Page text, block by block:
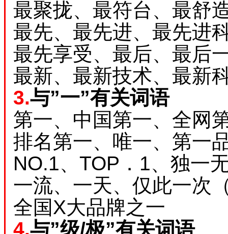
最聚拢、最符台、最舒
最先、最先进、最先进
最先享受、最后、最后
最新、最新技术、最新
3.与”一”有关词语
第一、中国第一、全网
排名第一、唯一、第一
NO.1、TOP．1、独一
一流、一天、仅此一次
全国X大品牌之一
4.与”级/极”有关词语